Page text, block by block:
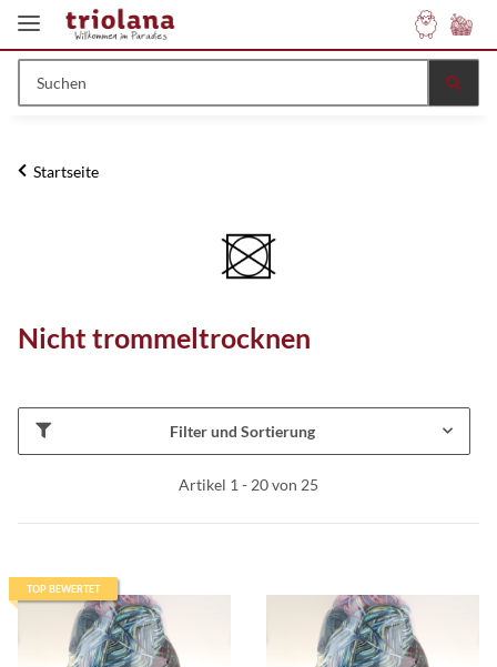
Startseite
Nicht trommeltrocknen
Filter und Sortierung
Artikel 1 - 20 von 25
TOP BEWERTET